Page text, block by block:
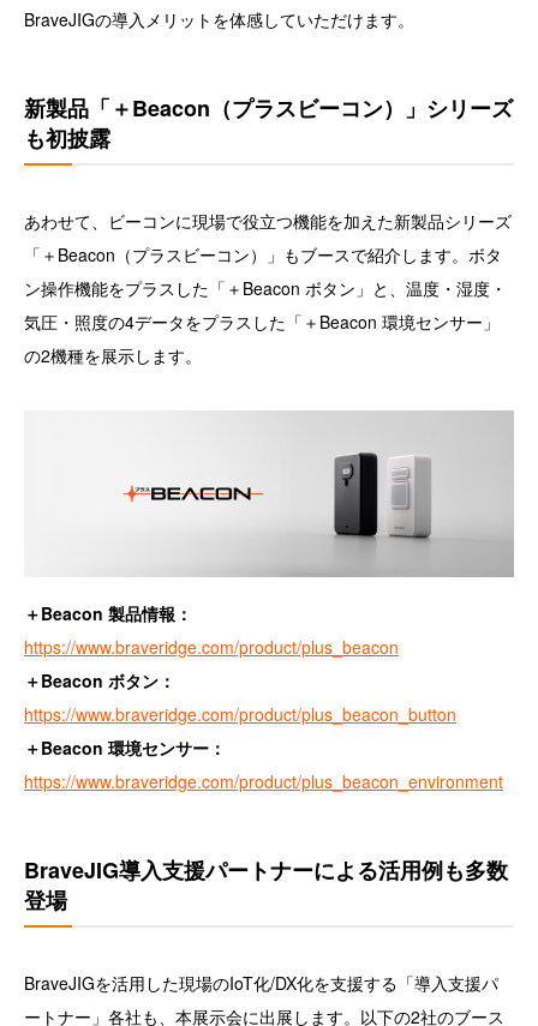
BraveJIGの導入メリットを体感していただけます。
新製品「＋Beacon（プラスビーコン）」シリーズ
も初披露
あわせて、ビーコンに現場で役立つ機能を加えた新製品シリーズ
「＋Beacon（プラスビーコン）」もブースで紹介します。ボタ
ン操作機能をプラスした「＋Beacon ボタン」と、温度・湿度・
気圧・照度の4データをプラスした「＋Beacon 環境センサー」
の2機種を展示します。
＋Beacon 製品情報：
https://www.braveridge.com/product/plus_beacon
＋Beacon ボタン：
https://www.braveridge.com/product/plus_beacon_button
＋Beacon 環境センサー：
https://www.braveridge.com/product/plus_beacon_environment
BraveJIG導入支援パートナーによる活用例も多数
登場
BraveJIGを活用した現場のIoT化/DX化を支援する「導入支援パ
ートナー」各社も、本展示会に出展します。以下の2社のブース